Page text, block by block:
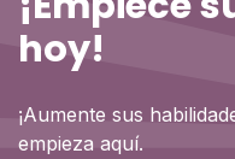
hoy!
¡Aumente sus
empieza aquí.